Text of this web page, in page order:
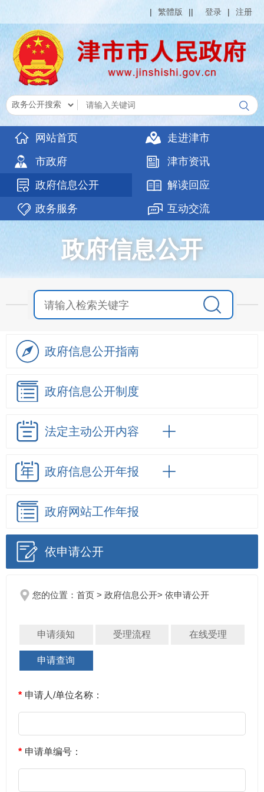
| 繁體版 || 登录 | 注册
网站首页
走进津市
市政府
津市资讯
政府信息公开
解读回应
政务服务
互动交流
政府信息公开
政府信息公开指南
政府信息公开制度
法定主动公开内容
政府信息公开年报
政府网站工作年报
依申请公开
您的位置： 首页 > 政府信息公开> 依申请公开
申请须知 受理流程 在线受理
申请查询
* 申请人/单位名称：
* 申请单编号：